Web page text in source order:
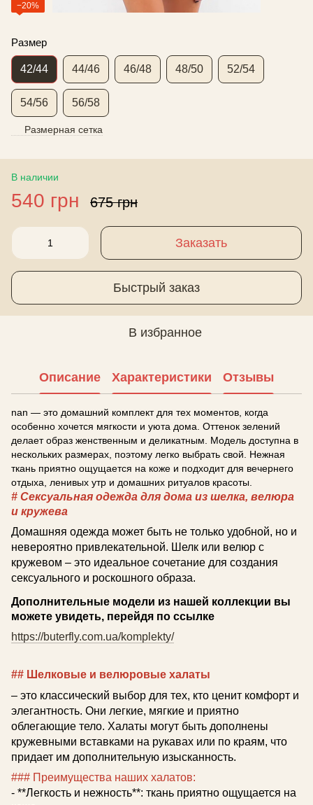
−20%
Размер
42/44 44/46 46/48 48/50 52/54
54/56 56/58
Размерная сетка
В наличии
540 грн 675 грн
Заказать
Быстрый заказ
В избранное
Описание Характеристики Отзывы
nan — это домашний комплект для тех моментов, когда
особенно хочется мягкости и уюта дома. Оттенок зелений
делает образ женственным и деликатным. Модель доступна в
нескольких размерах, поэтому легко выбрать свой. Нежная
ткань приятно ощущается на коже и подходит для вечернего
отдыха, ленивых утр и домашних ритуалов красоты.
# Сексуальная одежда для дома из шелка, велюра
и кружева
Домашняя одежда может быть не только удобной, но и
невероятно привлекательной. Шелк или велюр с
кружевом – это идеальное сочетание для создания
сексуального и роскошного образа.
Дополнительные модели из нашей коллекции вы
можете увидеть, перейдя по ссылке
https://buterfly.com.ua/komplekty/
## Шелковые и велюровые халаты
– это классический выбор для тех, кто ценит комфорт и
элегантность. Они легкие, мягкие и приятно
облегающие тело. Халаты могут быть дополнены
кружевными вставками на рукавах или по краям, что
придает им дополнительную изысканность.
### Преимущества наших халатов:
- **Легкость и нежность**: ткань приятно ощущается на